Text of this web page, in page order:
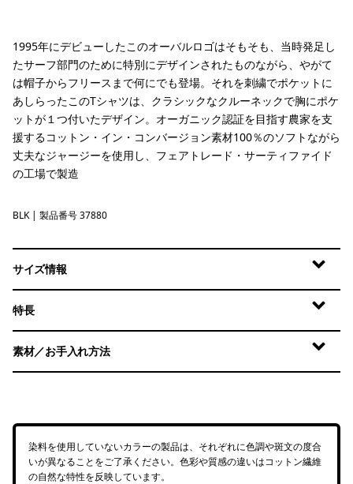
1995年にデビューしたこのオーバルロゴはそもそも、当時発足し
たサーフ部門のために特別にデザインされたものながら、やがて
は帽子からフリースまで何にでも登場。それを刺繍でポケットに
あしらったこのTシャツは、クラシックなクルーネックで胸にポケ
ットが１つ付いたデザイン。オーガニック認証を目指す農家を支
援するコットン・イン・コンバージョン素材100％のソフトながら
丈夫なジャージーを使用し、フェアトレード・サーティファイド
の工場で製造
Black
BLK | 製品番号 37880
サイズ情報
特長
素材／お手入れ方法
染料を使用していないカラーの製品は、それぞれに色調や斑文の度合
いが異なることをご了承ください。色彩や質感の違いはコットン繊維
の自然な特性を反映しています。